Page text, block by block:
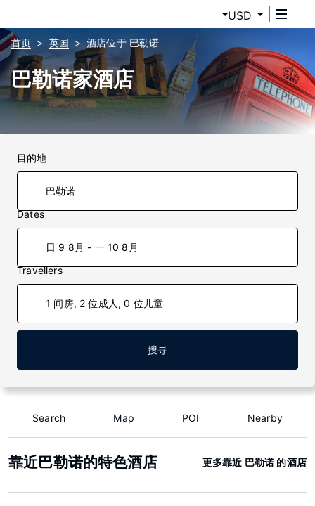
USD
首页 英国 酒店位于 巴勒诺
巴勒诺家酒店
目的地
Dates
日 9 8月 - 一 10 8月
Travellers
1 间房, 2 位成人, 0 位儿童
搜寻
Search Map POI Nearby
靠近巴勒诺的特色酒店 更多靠近 巴勒诺 的酒店